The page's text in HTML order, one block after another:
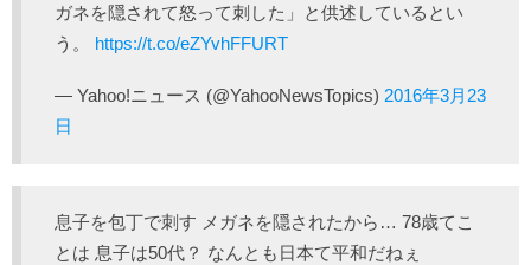
ガネを隠されて怒って刺した」と供述しているとい
う。 https://t.co/eZYvhFFURT
— Yahoo!ニュース (@YahooNewsTopics) 2016年3月23
日
息子を包丁で刺す メガネを隠されたから… 78歳てこ
とは 息子は50代？ なんとも日本て平和だねぇ